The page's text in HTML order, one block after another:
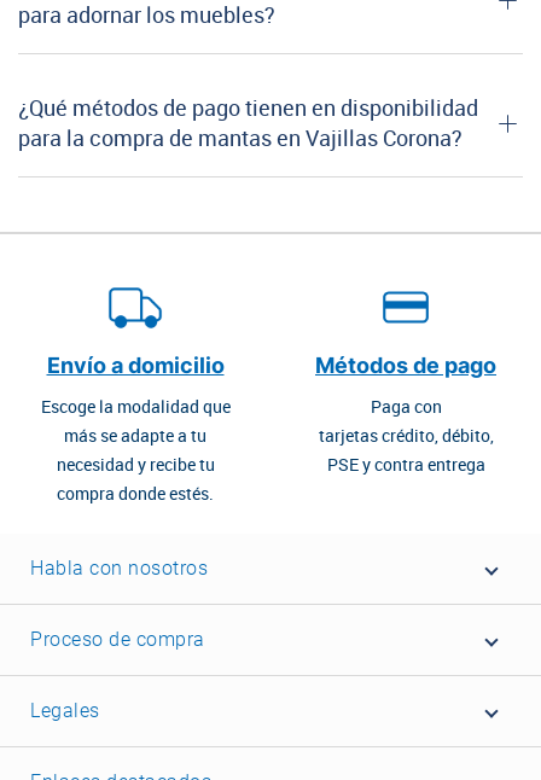
para adornar los muebles?
¿Qué métodos de pago tienen en disponibilidad
para la compra de mantas en Vajillas Corona?
Envío a domicilio
Escoge la modalidad que
más se adapte a tu
necesidad y recibe tu
compra donde estés.
Métodos de pago
Paga con
tarjetas crédito, débito,
PSE y contra entrega
Habla con nosotros
Proceso de compra
Legales